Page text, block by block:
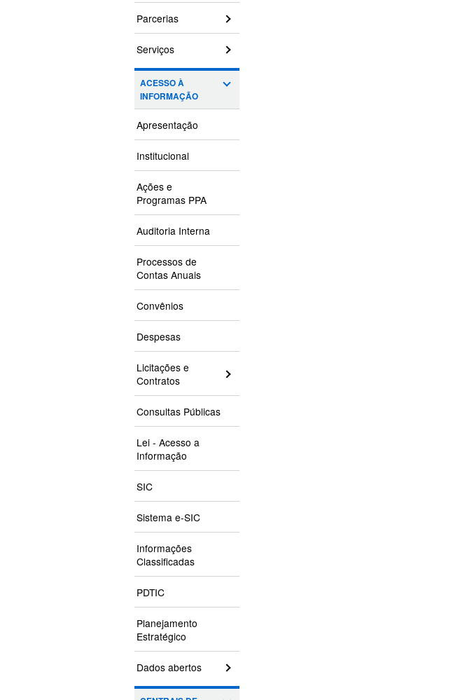
Parcerias
Serviços
ACESSO À
INFORMAÇÃO
Apresentação
Institucional
Ações e
Programas PPA
Auditoria Interna
Processos de
Contas Anuais
Convênios
Despesas
Licitações e
Contratos
Consultas Públicas
Lei - Acesso a
Informação
SIC
Sistema e-SIC
Informações
Classificadas
PDTIC
Planejamento
Estratégico
Dados abertos